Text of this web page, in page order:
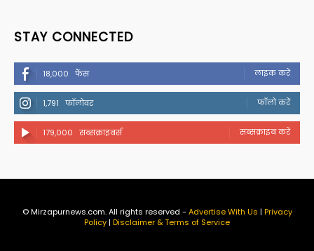
STAY CONNECTED
18,000 फैंस लाइक करें
1,791 फॉलोवर फॉलो करें
179,000 सब्सक्राइबर्स सब्सक्राइब करें
© Mirzapurnews.com. All rights reserved - Advertise With Us | Privacy
Policy| Disclaimer & Terms of Service